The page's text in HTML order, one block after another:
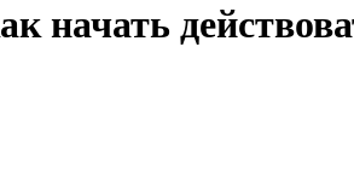
начать